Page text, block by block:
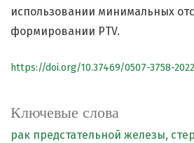
Ключевые слова
рак предстательной железы,
использовании минимальных
формировании PTV.
https://doi.org/10.37469/0507-3758-